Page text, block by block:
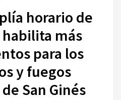
horario de
habilita más
para los
y fuegos
San Ginés